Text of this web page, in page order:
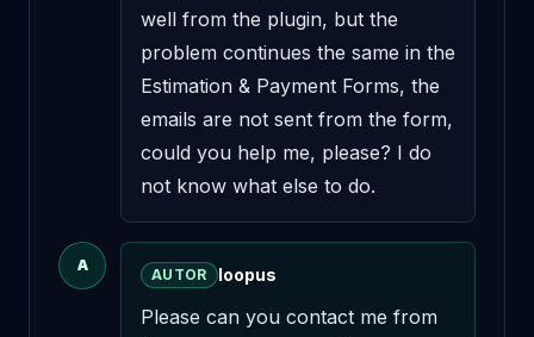
well from the plugin, but the
problem continues the same in the
Estimation & Payment Forms, the
emails are not sent from the form,
could you help me, please? I do
not know what else to do.
A
AUTOR loopus
Please can you contact me from